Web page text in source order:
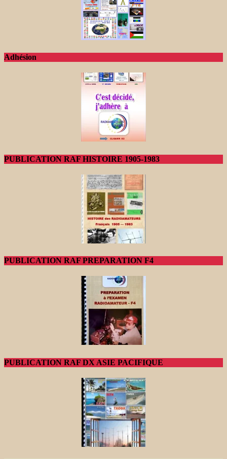
Adhésion
PUBLICATION RAF HISTOIRE 1905-1983
PUBLICATION RAF PREPARATION F4
PUBLICATION RAF DX ASIE PACIFIQUE